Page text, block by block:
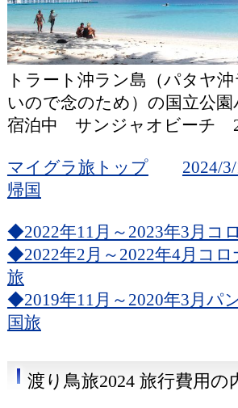
トラート沖ラン島（パタヤ
いので念のため）の国立公園
宿泊中 サンジャオビーチ
マイグラ旅トップ
2024/
帰国
◆2022年11月～2023年3月コ
◆2022年2月～2022年4月コロ
旅
◆2019年11月～2020年3月パ
国旅
渡り鳥旅2024 旅行費用の